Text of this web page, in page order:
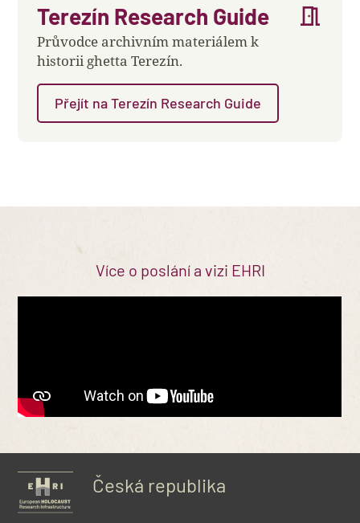
Terezín Research Guide meeting_room
Průvodce archivním materiálem k
historii ghetta Terezín.
Přejít na Terezín Research Guide
Více o poslání a vizi EHRI
Česká republika